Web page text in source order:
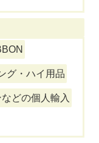
グ・ハイ用品
どの個人輸入